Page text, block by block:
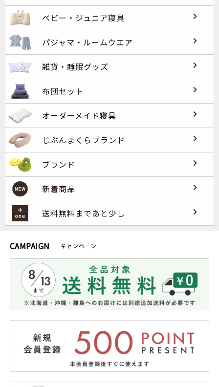
ベビー・ジュニア寝具
パジャマ・ルームウエア
雑貨・睡眠グッズ
布団セット
オーダーメイド寝具
じぶんまくらブランド
ブランド
新着商品
送料無料まであと少し
CAMPAIGN キャンペーン